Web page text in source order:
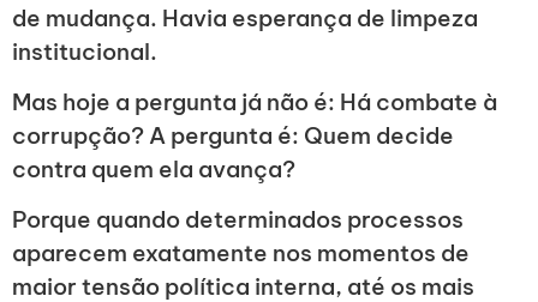
de mudança. Havia esperança de limpeza
institucional.
Mas hoje a pergunta já não é: Há combate à
corrupção? A pergunta é: Quem decide
contra quem ela avança?
Porque quando determinados processos
aparecem exatamente nos momentos de
maior tensão política interna, até os mais